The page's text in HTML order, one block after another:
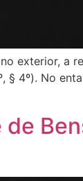
exterior, a
4º). No